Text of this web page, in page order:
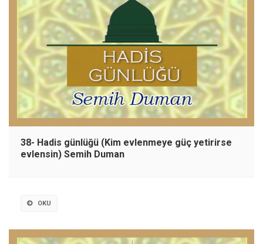
38- Hadis günlüğü (Kim evlenmeye güç yetirirse
evlensin) Semih Duman
OKU